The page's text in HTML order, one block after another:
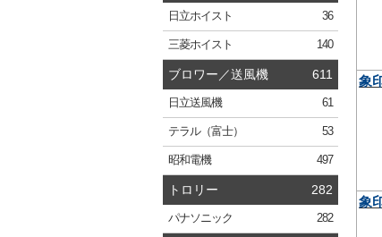
日立ホイスト 36
三菱ホイスト 140
ブロワー／送風機 611
日立送風機 61
テラル（富士） 53
昭和電機 497
トロリー 282
パナソニック 282
象
象